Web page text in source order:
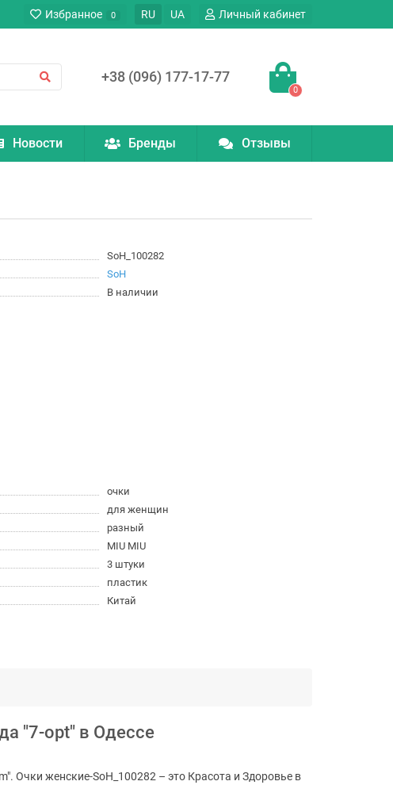
Избранное 0 RU UA Личный кабинет
+38 (096) 177-17-77
0
Новости Бренды Отзывы
SoH_100282
SoH
В наличии
очки
для женщин
разный
MIU MIU
3 штуки
пластик
Китай
"7-opt" в Одессе
Очки женские-SoH_100282 – это Красота и Здоровье в